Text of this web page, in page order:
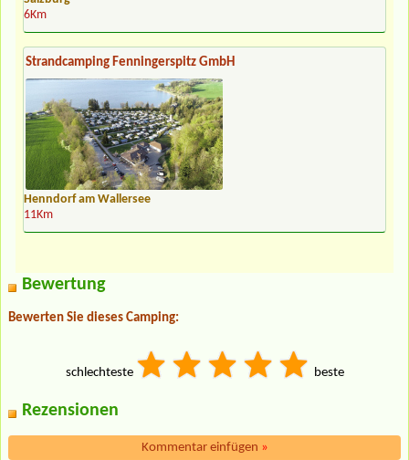
6Km
Strandcamping Fenningerspitz GmbH
Henndorf am Wallersee
11Km
Bewertung
Bewerten Sie dieses Camping:
schlechteste beste
Rezensionen
Kommentar einfügen »